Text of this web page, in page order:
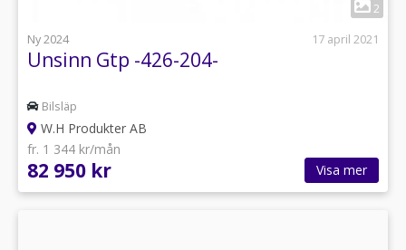
2
Ny 2024
17 april 2021
Unsinn Gtp -426-204-
Bilsläp
W.H Produkter AB
fr. 1 344 kr/mån
82 950 kr Visa mer